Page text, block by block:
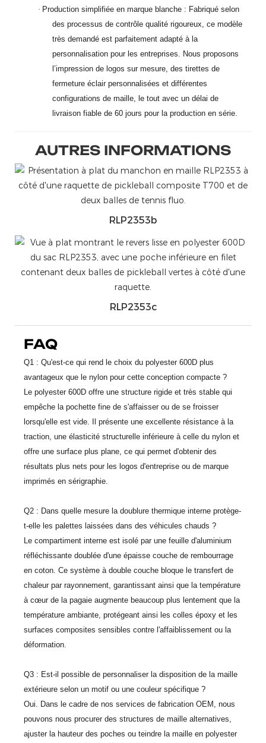
· Production simplifiée en marque blanche : Fabriqué selon
des processus de contrôle qualité rigoureux, ce modèle
très demandé est parfaitement adapté à la
personnalisation pour les entreprises. Nous proposons
l’impression de logos sur mesure, des tirettes de
fermeture éclair personnalisées et différentes
configurations de maille, le tout avec un délai de
livraison fiable de 60 jours pour la production en série.
AUTRES INFORMATIONS
RLP2353b
RLP2353c
FAQ
Q1 : Qu'est-ce qui rend le choix du polyester 600D plus
avantageux que le nylon pour cette conception compacte ?
Le polyester 600D offre une structure rigide et très stable qui
empêche la pochette fine de s'affaisser ou de se froisser
lorsqu'elle est vide. Il présente une excellente résistance à la
traction, une élasticité structurelle inférieure à celle du nylon et
offre une surface plus plane, ce qui permet d'obtenir des
résultats plus nets pour les logos d'entreprise ou de marque
imprimés en sérigraphie.
Q2 : Dans quelle mesure la doublure thermique interne protège-
t-elle les palettes laissées dans des véhicules chauds ?
Le compartiment interne est isolé par une feuille d'aluminium
réfléchissante doublée d'une épaisse couche de rembourrage
en coton. Ce système à double couche bloque le transfert de
chaleur par rayonnement, garantissant ainsi que la température
à cœur de la pagaie augmente beaucoup plus lentement que la
température ambiante, protégeant ainsi les colles époxy et les
surfaces composites sensibles contre l'affaiblissement ou la
déformation.
Q3 : Est-il possible de personnaliser la disposition de la maille
extérieure selon un motif ou une couleur spécifique ?
Oui. Dans le cadre de nos services de fabrication OEM, nous
pouvons nous procurer des structures de maille alternatives,
ajuster la hauteur des poches ou teindre la maille en polyester